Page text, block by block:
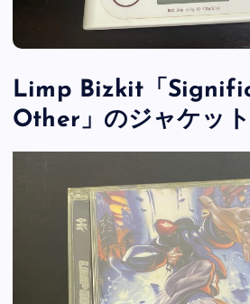
Limp Bizkit「
Other」のジャケット